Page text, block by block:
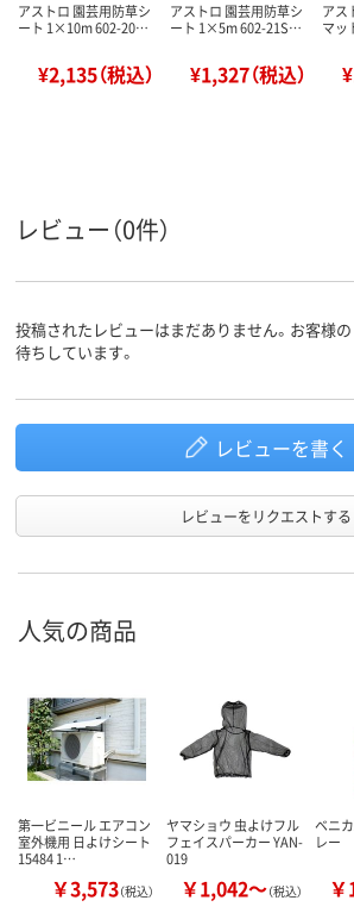
アストロ 園芸用防草シ
ート 1×10m 602-20…
¥2,135（税込）
アストロ 園芸用防草シ
ート 1×5m 602-21S…
¥1,327（税込）
アス
マッ
レビュー（0件）
投稿されたレビューはまだありません。お客様
待ちしています。
レビューを書く
レビューをリクエストする
人気の商品
第一ビニール エアコン
室外機用 日よけシート
15484 1…
￥3,573（税込）
ヤマショウ 虫よけフル
フェイスパーカー YAN-
019
￥1,042～（税込）
ベニ
レー